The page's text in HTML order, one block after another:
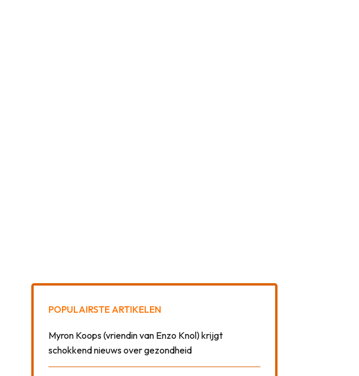
POPULAIRSTE ARTIKELEN
Myron Koops (vriendin van Enzo Knol) krijgt
schokkend nieuws over gezondheid